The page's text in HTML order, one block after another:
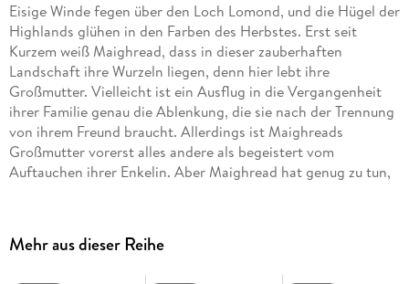
Eisige Winde fegen über den Loch Lomond, und die Hügel der
Highlands glühen in den Farben des Herbstes. Erst seit
Kurzem weiß Maighread, dass in dieser zauberhaften
Landschaft ihre Wurzeln liegen, denn hier lebt ihre
Großmutter. Vielleicht ist ein Ausflug in die Vergangenheit
ihrer Familie genau die Ablenkung, die sie nach der Trennung
von ihrem Freund braucht. Allerdings ist Maighreads
Großmutter vorerst alles andere als begeistert vom
Auftauchen ihrer Enkelin. Aber Maighread hat genug zu tun,
Strickparadies geweckt. Vielleicht ist es genau diese
Leidenschaft für das Handarbeiten, die Maighread und ihre
Großmutter näher zusammenbringt.
Mehr aus dieser Reihe